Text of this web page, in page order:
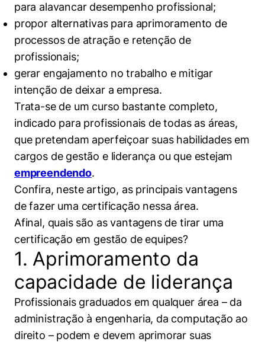
para alavancar desempenho profissional;
propor alternativas para aprimoramento de
processos de atração e retenção de
profissionais;
gerar engajamento no trabalho e mitigar
intenção de deixar a empresa.
Trata-se de um curso bastante completo,
indicado para profissionais de todas as áreas,
que pretendam aperfeiçoar suas habilidades em
cargos de gestão e liderança ou que estejam
empreendendo.
Confira, neste artigo, as principais vantagens
de fazer uma certificação nessa área.
Afinal, quais são as vantagens de tirar uma
certificação em gestão de equipes?
1. Aprimoramento da
capacidade de liderança
Profissionais graduados em qualquer área – da
administração à engenharia, da computação ao
direito – podem e devem aprimorar suas